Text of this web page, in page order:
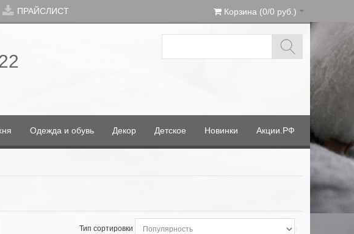
ПРАЙСЛИСТ Корзина (0/0 руб.)
Одежда и обувь Декор Детское Новинки Акции.РФ
Тип сортировки